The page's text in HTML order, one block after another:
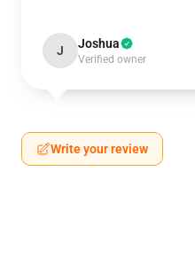
J Joshua
Verified owner
Write your review